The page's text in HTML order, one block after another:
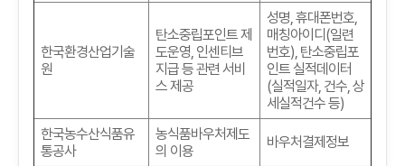
한국환경산업기술
원
탄소중립포인트 제
도운영, 인센티브
지급 등 관련 서비
스 제공
성명,휴대폰번호,
매칭아이디(일련
번호), 탄소중립포
인트 실적데이터
(실적일자, 건수, 상
세실적건수 등)
한국농수산식품유
통공사
농식품바우처제도
의 이용
바우처결제정보